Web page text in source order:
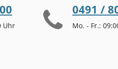
Uhr
0491 /
Mo. - Fr.: